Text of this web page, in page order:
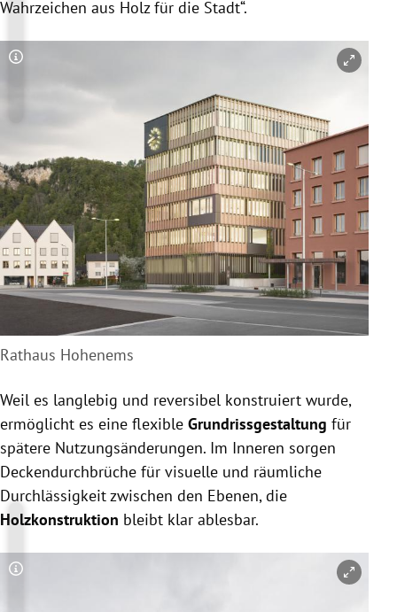
Wahrzeichen aus Holz für die Stadt“.
Copyright-Hinweis öffnen/schließen
Rathaus Hohenems
Weil es langlebig und reversibel konstruiert wurde,
ermöglicht es eine flexible Grundrissgestaltung für
spätere Nutzungsänderungen. Im Inneren sorgen
Deckendurchbrüche für visuelle und räumliche
Durchlässigkeit zwischen den Ebenen, die
Holzkonstruktion bleibt klar ablesbar.
Copyright-Hinweis öffnen/schließen